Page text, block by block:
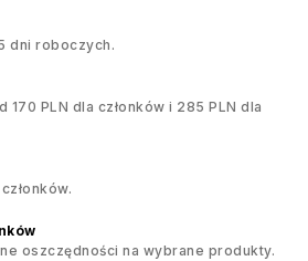
dni roboczych.
170 PLN dla członków i 285 PLN dla
oszczędności na wybrane produkty.